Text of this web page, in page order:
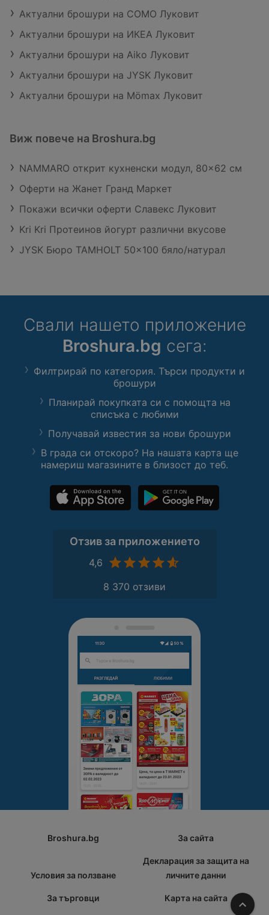
Актуални брошури на COMO Луковит
Актуални брошури на ИКЕА Луковит
Актуални брошури на Aiko Луковит
Актуални брошури на JYSK Луковит
Актуални брошури на Mömax Луковит
Виж повече на Broshura.bg
NAMMARO открит кухненски модул, 80x62 см
Оферти на Жанет Гранд Маркет
Покажи всички оферти Славекс Луковит
Kri Kri Протеинов йогурт различни вкусове
JYSK Бюро TAMHOLT 50x100 бяло/натурал
Свали нашето приложение
Broshura.bg сега:
Филтрирай по категория. Търси продукти и
брошури
Планирай покупката си с помощта на
списъка с любими
Получавай известия за нови брошури
В града си отскоро? На нашата карта ще
намериш магазините в близост до теб.
Отзив за приложението
4,6
8 370 отзиви
Broshura.bg За сайта
Условия за ползване
Декларация за защита на
личните данни
За търговци Карта на сайта